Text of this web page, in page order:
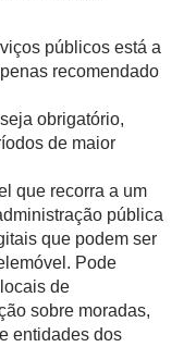
públicos está a
recomendado
obrigatório,
de maior
que recorra a um
pública
que podem ser
Pode
de
sobre moradas,
entidades dos